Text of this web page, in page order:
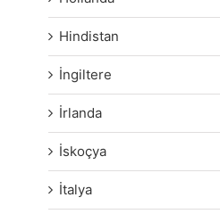
Hindistan
İngiltere
İrlanda
İskoçya
İtalya